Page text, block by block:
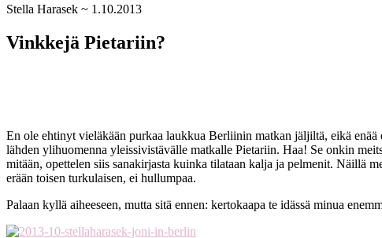
Stella Harasek ~ 1.10.2013
Vinkkejä Pietariin?
En ole ehtinyt vieläkään purkaa laukkua Berliinin matkan jäljiltä, eikä
lähden ylihuomenna yleissivistävälle matkalle Pietariin. Haa! Se onkin
mitään, opettelen siis sanakirjasta kuinka tilataan kalja ja pelmenit. Näillä
erään toisen turkulaisen, ei hullumpaa.
Palaan kyllä aiheeseen, mutta sitä ennen: kertokaapa te idässä minua